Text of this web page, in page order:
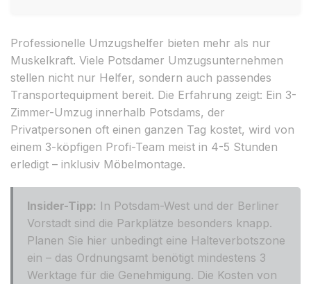
Professionelle Umzugshelfer bieten mehr als nur
Muskelkraft. Viele Potsdamer Umzugsunternehmen
stellen nicht nur Helfer, sondern auch passendes
Transportequipment bereit. Die Erfahrung zeigt: Ein 3-
Zimmer-Umzug innerhalb Potsdams, der
Privatpersonen oft einen ganzen Tag kostet, wird von
einem 3-köpfigen Profi-Team meist in 4-5 Stunden
erledigt – inklusiv Möbelmontage.
Insider-Tipp: In Potsdam-West und der Berliner
Vorstadt sind die Parkplätze besonders knapp.
Planen Sie hier unbedingt eine Halteverbotszone
ein – das Ordnungsamt benötigt mindestens 3
Werktage für die Genehmigung. Die Kosten von